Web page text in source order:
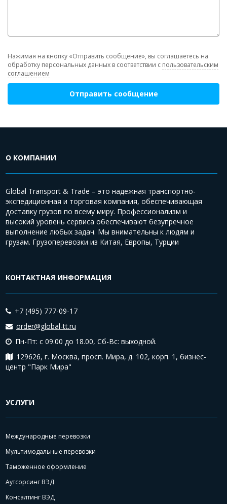
Нажимая на кнопку «Отправить сообщение», вы соглашаетесь на
обработку персональных данных в соответствии с пользовательским
соглашением
Отправить сообщение
О КОМПАНИИ
Global Transport & Trade – это надежная транспортно-
экспедиционная и торговая компания, обеспечивающая
доставку грузов по всему миру. Профессионализм и
высокий уровень сервиса обеспечивают безупречное
выполнение любых задач. Мы внимательны к людям и
грузам. Грузоперевозки из Китая, Европы, Турции
КОНТАКТНАЯ ИНФОРМАЦИЯ
+7 (495) 777-09-17
order@global-tt.ru
Пн-Пт: с 09.00 до 18.00, Сб-Вс: выходной.
129626, г. Москва, просп. Мира, д. 102, корп. 1, бизнес-
центр "Парк Мира"
УСЛУГИ
Международные перевозки
Мультимодальные перевозки
Таможенное оформление
Аутсорсинг ВЭД
Консалтинг ВЭД